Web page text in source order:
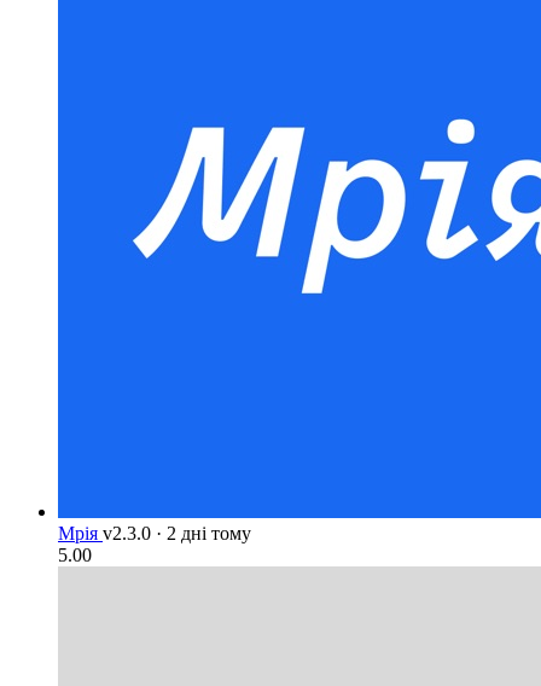
Мрія v2.3.0 · 2 дні тому
5.00